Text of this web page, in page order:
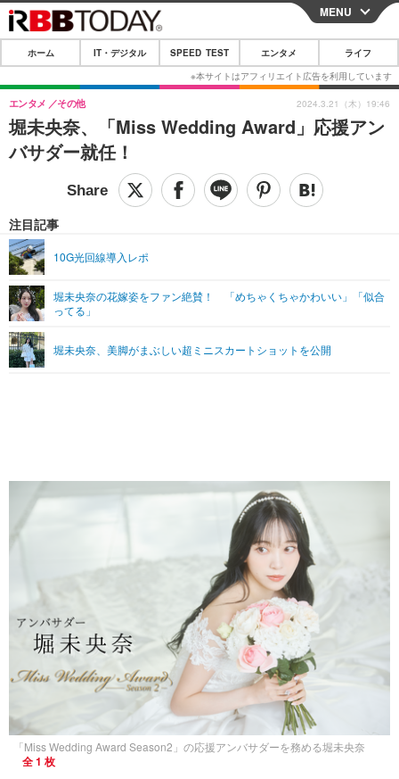
CLOSE
ホーム
IT・デジタル
IT・デジタルTOP スマートフォン
ショッピング その他
SPEED TEST
エンタメTOP 映画・ドラマ
グラビア
ショッピング その他
ライフTOP
その他
リリース一覧
プッシュ通知の停止方法
MENU
ホーム IT・デジタル SPEED TEST エンタメ ライフ
堀未央奈、「Miss Wedding Award」応援アン
バサダー就任！
エンタメ その他
注目記事
10G光回線導入レポ
堀未央奈の花嫁姿をファン絶賛！ 「めちゃくちゃかわいい」「似合
ってる」
堀未央奈、美脚がまぶしい超ミニスカートショットを公開
2024.3.21（木）19:46
「Miss Wedding Award Season2」の応援アンバサダーを務める堀未央奈
全 1 枚